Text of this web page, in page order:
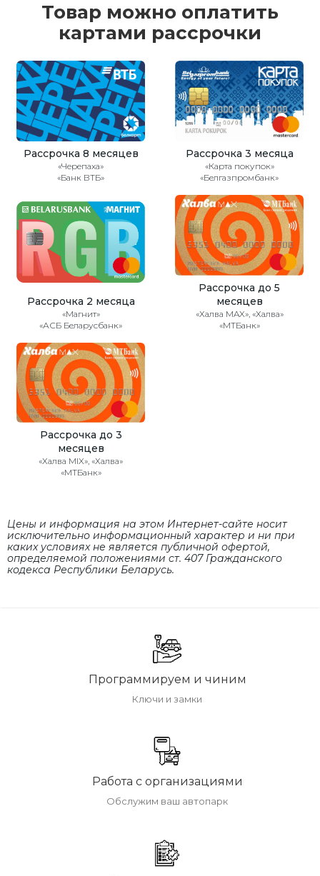
Товар можно оплатить
картами рассрочки
Рассрочка 8 месяцев
«Черепаха»
«Банк ВТБ»
Рассрочка 3 месяца
«Карта покупок»
«Белгазпромбанк»
Рассрочка 2 месяца
«Магнит»
«АСБ Беларусбанк»
Рассрочка до 5
месяцев
«Халва MAX», «Халва»
«МТБанк»
Рассрочка до 3
месяцев
«Халва MIX», «Халва»
«МТБанк»
Цены и информация на этом Интернет-сайте носит
исключительно информационный характер и ни при
каких условиях не является публичной офертой,
определяемой положениями cт. 407 Гражданского
кодекса Республики Беларусь.
Программируем и чиним
Ключи и замки
Работа с организациями
Обслужим ваш автопарк